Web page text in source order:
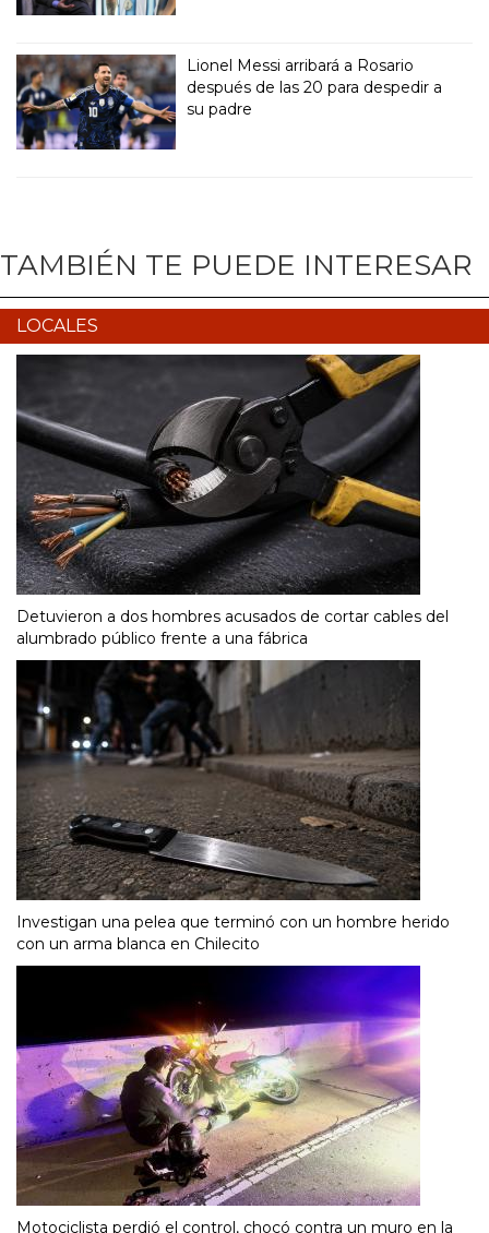
Lionel Messi arribará a Rosario
después de las 20 para despedir a
su padre
TAMBIÉN TE PUEDE INTERESAR
LOCALES
Detuvieron a dos hombres acusados de cortar cables del
alumbrado público frente a una fábrica
Investigan una pelea que terminó con un hombre herido
con un arma blanca en Chilecito
Motociclista perdió el control, chocó contra un muro en la